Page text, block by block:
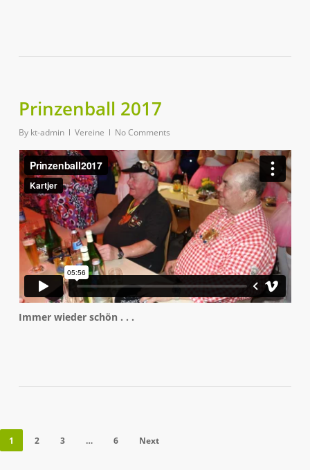
Prinzenball 2017
By kt-admin Vereine No Comments
Immer wieder schön . . .
1 2 3 … 6 Next